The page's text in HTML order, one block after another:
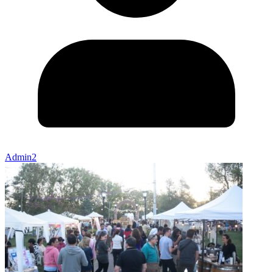
Admin2